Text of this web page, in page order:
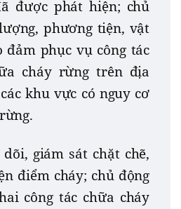
được phát hiện; chủ
phương tiện, vật
phục vụ công tác
cháy rừng trên địa
khu vực có nguy cơ
giám sát chặt chẽ,
điểm cháy; chủ động
công tác chữa cháy